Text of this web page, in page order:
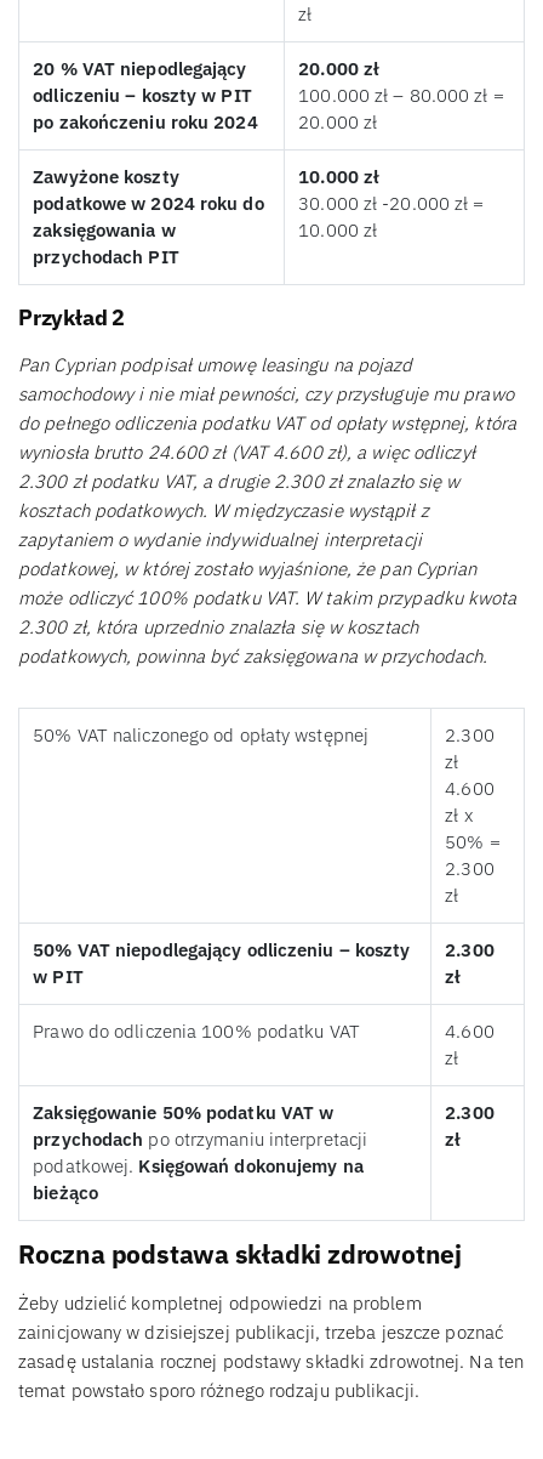
zł
20 % VAT niepodlegający
odliczeniu – koszty w PIT
po zakończeniu roku 2024
20.000 zł
100.000 zł – 80.000 zł =
20.000 zł
Zawyżone koszty
podatkowe w 2024 roku do
zaksięgowania w
przychodach PIT
10.000 zł
30.000 zł -20.000 zł =
10.000 zł
Przykład 2
Pan Cyprian podpisał umowę leasingu na pojazd
samochodowy i nie miał pewności, czy przysługuje mu prawo
do pełnego odliczenia podatku VAT od opłaty wstępnej, która
wyniosła brutto 24.600 zł (VAT 4.600 zł), a więc odliczył
2.300 zł podatku VAT, a drugie 2.300 zł znalazło się w
kosztach podatkowych. W międzyczasie wystąpił z
zapytaniem o wydanie indywidualnej interpretacji
podatkowej, w której zostało wyjaśnione, że pan Cyprian
może odliczyć 100% podatku VAT. W takim przypadku kwota
2.300 zł, która uprzednio znalazła się w kosztach
podatkowych, powinna być zaksięgowana w przychodach.
50% VAT naliczonego od opłaty wstępnej
2.300
zł
4.600
zł x
50% =
2.300
zł
50% VAT niepodlegający odliczeniu – koszty
w PIT
2.300
zł
Prawo do odliczenia 100% podatku VAT
4.600
zł
Zaksięgowanie 50% podatku VAT w
przychodach po otrzymaniu interpretacji
podatkowej. Księgowań dokonujemy na
bieżąco
2.300
zł
Roczna podstawa składki zdrowotnej
Żeby udzielić kompletnej odpowiedzi na problem
zainicjowany w dzisiejszej publikacji, trzeba jeszcze poznać
zasadę ustalania rocznej podstawy składki zdrowotnej. Na ten
temat powstało sporo różnego rodzaju publikacji.